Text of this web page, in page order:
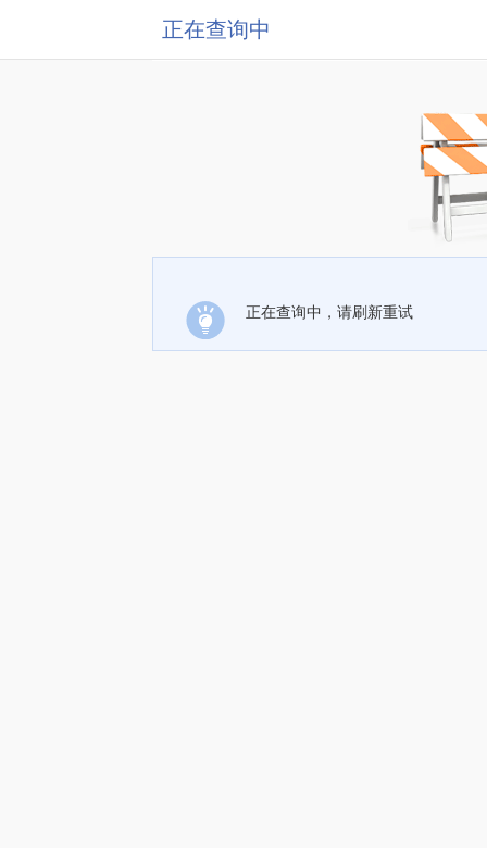
正在查询中
正在查询中，请刷新重试